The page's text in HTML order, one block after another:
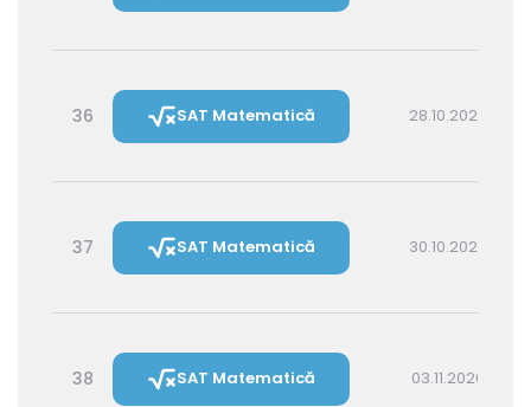
36 SAT Matematică 28.10.2026 14:30
37 SAT Matematică 30.10.2026 16:00
38 SAT Matematică 03.11.2026 16:00